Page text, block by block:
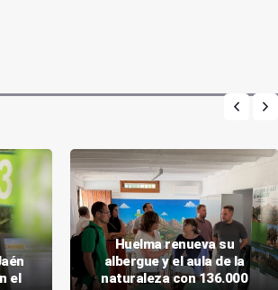
el
Huelma renueva su
albergue y el aula de la
naturaleza con 136.000